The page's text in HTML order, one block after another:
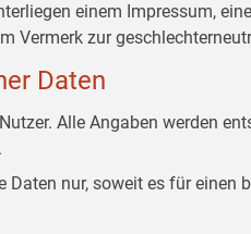
einem Impressum,
Vermerk zur
Daten
Alle Angaben werden
Daten nur, soweit es für